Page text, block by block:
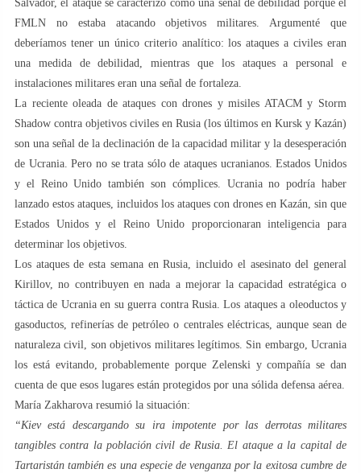
Salvador, el ataque se caracterizó como una señal de debilidad porque el
FMLN no estaba atacando objetivos militares. Argumenté que
deberíamos tener un único criterio analítico: los ataques a civiles eran
una medida de debilidad, mientras que los ataques a personal e
instalaciones militares eran una señal de fortaleza.
La reciente oleada de ataques con drones y misiles ATACM y Storm
Shadow contra objetivos civiles en Rusia (los últimos en Kursk y Kazán)
son una señal de la declinación de la capacidad militar y la desesperación
de Ucrania. Pero no se trata sólo de ataques ucranianos. Estados Unidos
y el Reino Unido también son cómplices. Ucrania no podría haber
lanzado estos ataques, incluidos los ataques con drones en Kazán, sin que
Estados Unidos y el Reino Unido proporcionaran inteligencia para
determinar los objetivos.
Los ataques de esta semana en Rusia, incluido el asesinato del general
Kirillov, no contribuyen en nada a mejorar la capacidad estratégica o
táctica de Ucrania en su guerra contra Rusia. Los ataques a oleoductos y
gasoductos, refinerías de petróleo o centrales eléctricas, aunque sean de
naturaleza civil, son objetivos militares legítimos. Sin embargo, Ucrania
los está evitando, probablemente porque Zelenski y compañía se dan
cuenta de que esos lugares están protegidos por una sólida defensa aérea.
María Zakharova resumió la situación:
“Kiev está descargando su ira impotente por las derrotas militares
tangibles contra la población civil de Rusia. El ataque a la capital de
Tartaristán también es una especie de venganza por la exitosa cumbre de